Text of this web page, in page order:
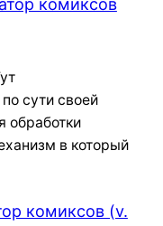
комиксов
сути своей
обработки
в который
комиксов (v.